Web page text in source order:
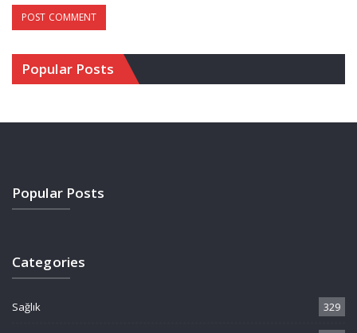
Popular Posts
Popular Posts
Categories
Sağlık 329